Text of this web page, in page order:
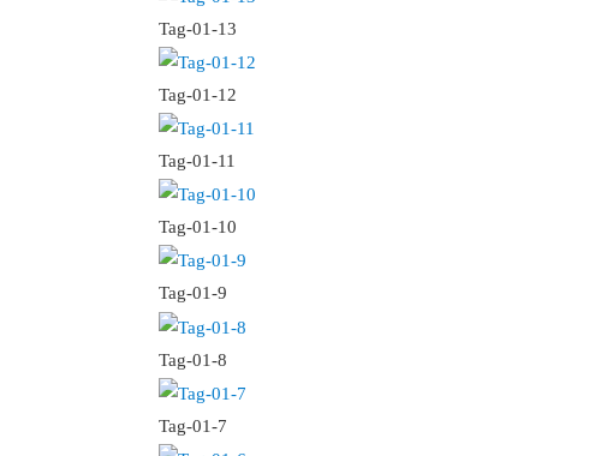
Tag-01-13
Tag-01-12
Tag-01-11
Tag-01-10
Tag-01-9
Tag-01-8
Tag-01-7